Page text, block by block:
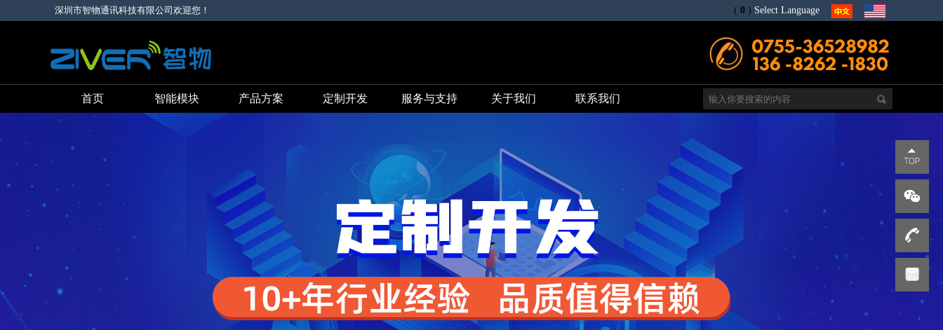
深圳市智物通讯科技有限公司欢迎您！ ( 0 ) Select Language
首页 智能模块 产品方案 定制开发 服务与支持 关于我们 联系我们